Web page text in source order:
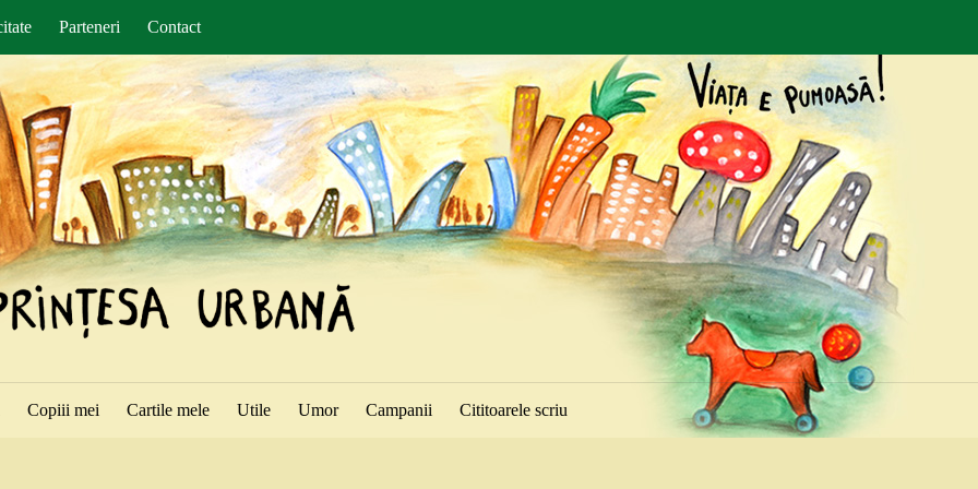
Parteneri Contact
Copiii mei Cartile mele Utile Umor Campanii Cititoarele scriu